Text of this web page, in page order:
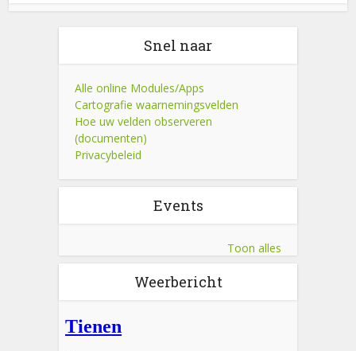
Snel naar
Alle online Modules/Apps
Cartografie waarnemingsvelden
Hoe uw velden observeren
(documenten)
Privacybeleid
Events
Toon alles
Weerbericht